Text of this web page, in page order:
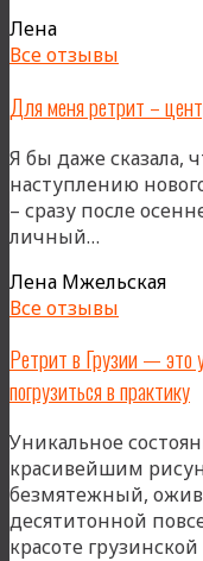
Лена
Все отзывы
Для меня ретрит –
Я бы даже сказала,
наступлению
– сразу после
личный…
ретрит
–
событие
года»
Лена Мжельская
Все отзывы
Ретрит в Грузии — это
погрузиться в практику
Уникальное
красивейшим
безмятежный,
десятитонной
красоте